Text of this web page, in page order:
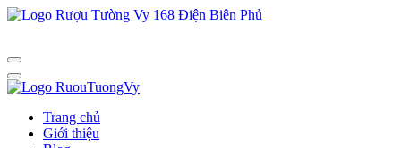
Trang chủ
Giới thiệu